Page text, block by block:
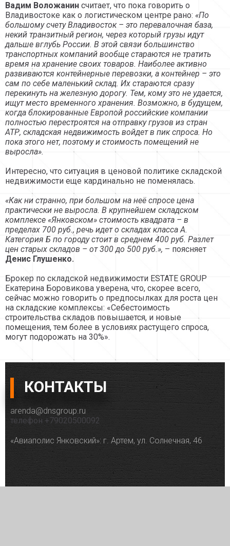
Вадим Воложанин считает, что пока говорить о
Владивостоке как о логистическом центре рано: «По
большому счету Владивосток – это перевалочная база,
некий транзитный регион, через который грузы идут
дальше вглубь России. В этой связи большинство
транспортных компаний вообще стараются не тратить
время на хранение своих товаров. Наиболее активно
развиваются контейнерные перевозки, а контейнер – это
сам по себе маленький склад. Их стараются сразу
перекинуть на железную дорогу. Тем, кому это не удается,
ищут место временного хранения. Возможно, в будущем,
когда блокированные Европой российские компании
полностью перестроятся на отправку грузов из стран
АТР, складская недвижимость войдет в пик спроса. Но
пока этого нет, поэтому и стоимость помещений не
выросла».
Интересно, что ситуация в ценовой политике складской
недвижимости еще кардинально не поменялась.
«Как ни странно, при большом на неё спросе цена
практически не выросла. В крупнейшем складском
комплексе «Янковском» стоимость квадрата – в
пределах 700 руб., речь идет о складах класса А.
Категория Б по городу стоит в среднем 400 руб. Разлет
цен старых складов – от 300 до 500 руб.», – поясняет
Денис Глушенко.
Брокер по складской недвижимости ESTATE GROUP
Екатерина Боровикова уверена, что, скорее всего,
сейчас можно говорить о предпосылках для роста цен
на складские комплексы: «Себестоимость
строительства складов повышается, и новые
помещения, тем более в условиях растущего спроса,
могут подорожать на 30%».
КОНТАКТЫ
arenda@dnsgroup.ru
телефон +79020500092
«Авиаполис Янковский»: г. Артем, ул. Солнечная, 46